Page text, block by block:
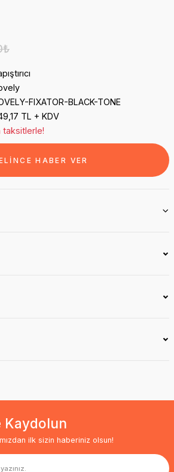
FIXATOR-BLACK-TONE
TL + KDV
taksitlerle!
HABER VER
Kaydolun
ilk sizin haberiniz olsun!